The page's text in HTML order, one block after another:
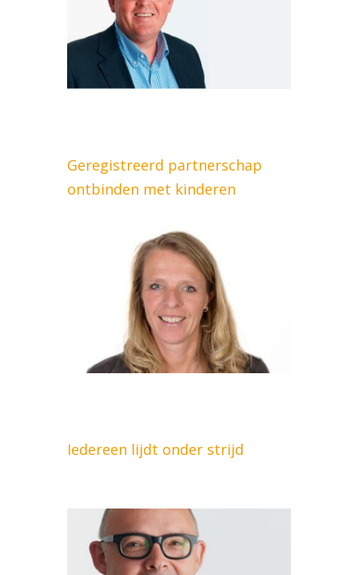
Geregistreerd partnerschap
ontbinden met kinderen
Iedereen lijdt onder strijd